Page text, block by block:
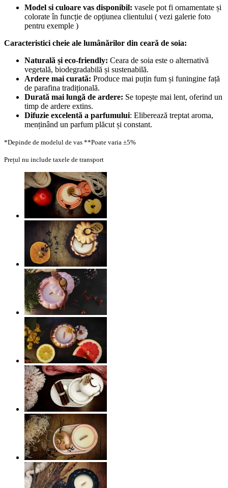
Model si culoare vas disponibil: vasele pot fi ornamentate și
colorate în funcție de opțiunea clientului ( vezi galerie foto
pentru exemple )
Caracteristici cheie ale lumânărilor din ceară de soia:
Naturală și eco-friendly: Ceara de soia este o alternativă
vegetală, biodegradabilă și sustenabilă.
Ardere mai curată: Produce mai puțin fum și funingine față
de parafina tradițională.
Durată mai lungă de ardere: Se topește mai lent, oferind un
timp de ardere extins.
Difuzie excelentă a parfumului: Eliberează treptat aroma,
menținând un parfum plăcut și constant.
*Depinde de modelul de vas **Poate varia ±5%
Prețul nu include taxele de transport